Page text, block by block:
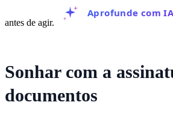
antes de agir.
Aprofunde com
Sonhar com a
documentos